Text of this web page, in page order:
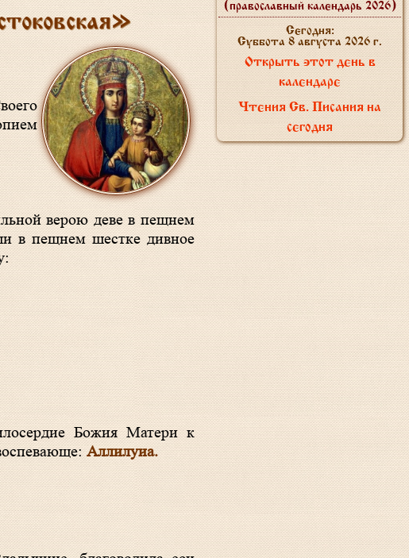
в пещнем шестке дивное
Аллилуиа.
(православный календарь 2026)
Сегодня:
Суббота 8 августа 2026 г.
Открыть этот день в
календаре
Чтения Св. Писания на
сегодня